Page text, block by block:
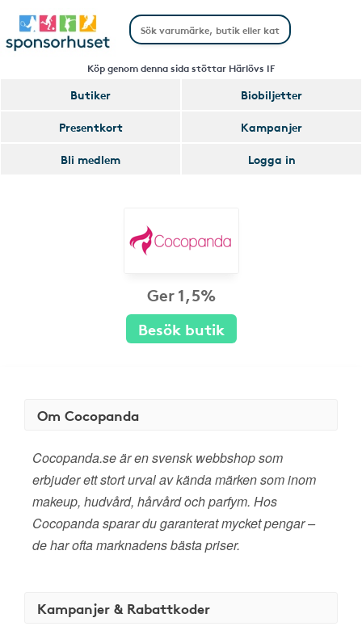
Köp genom denna sida stöttar Härlövs IF
Butiker
Biobiljetter
Presentkort
Kampanjer
Bli medlem
Logga in
Ger 1,5%
Besök butik
Om Cocopanda
Cocopanda.se är en svensk webbshop som
erbjuder ett stort urval av kända märken som inom
makeup, hudvård, hårvård och parfym. Hos
Cocopanda sparar du garanterat mycket pengar –
de har ofta marknadens bästa priser.
Kampanjer & Rabattkoder